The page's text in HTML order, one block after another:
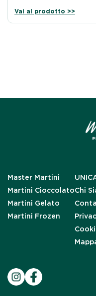
Vai al prodotto >>
Master Martini
Martini Cioccolato
Martini Gelato
Martini Frozen
Chi